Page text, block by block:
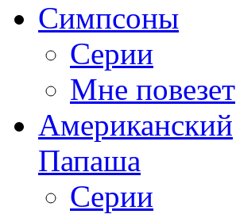
Симпсоны
Серии
Мне повезет
Американский
Папаша
Серии